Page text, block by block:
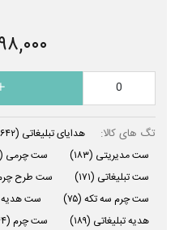
۴۹۸,۰۰۰
تگ های کالا: هدایای تبلیغاتی
ست مدیریتی (۱۸۳) ست چرمی
ست تبلیغاتی (۱۷۱) ست طرح
ست چرم سه تکه (۷۵) ست هدیه
هدیه تبلیغاتی (۱۸۹) ست چرم